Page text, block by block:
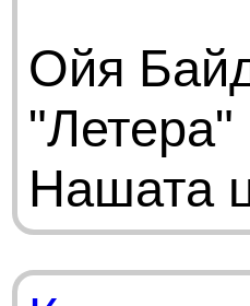
Ойя
"Летера"
Нашата